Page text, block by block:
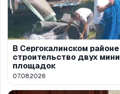
В Сергокалинском
строительство двух
площадок
07.08.2026